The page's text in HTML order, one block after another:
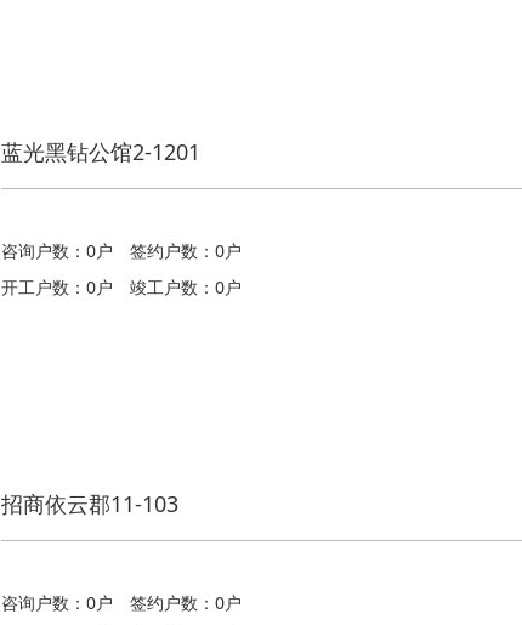
蓝光黑钻公馆2-1201
咨询户数：0户
签约户数：0户
开工户数：0户
竣工户数：0户
招商依云郡11-103
咨询户数：0户
签约户数：0户